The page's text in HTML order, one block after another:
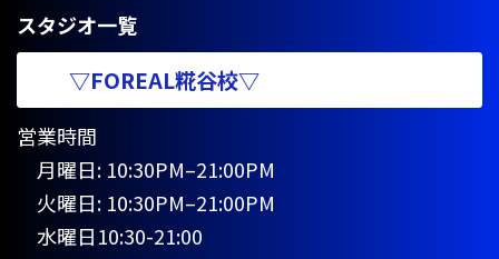
スタジオ一覧
▽FOREAL糀谷校▽
営業時間
月曜日: 10:30PM–21:00PM
火曜日: 10:30PM–21:00PM
水曜日10:30-21:00